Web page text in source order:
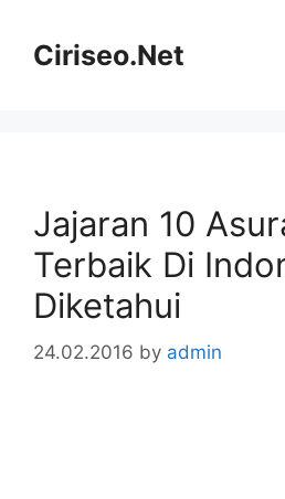
contentCiriseo.Net
Jajaran 10
Terbaik Di
Diketahui
24.02.2016 by admin